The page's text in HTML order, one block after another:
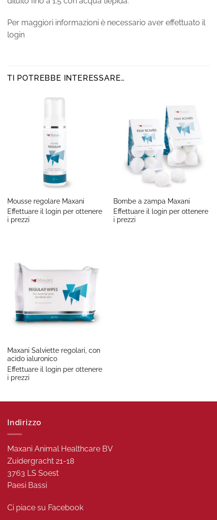
Per maggiori informazioni è necessario aver effettuato il
login
TI POTREBBE INTERESSARE…
Mousse regolare Maxani
Effettuare il login per ottenere
i prezzi
Bombe a zampa Maxani
Effettuare il login per ottenere
i prezzi
Maxani Salviette regolari, con
acido ialuronico
Effettuare il login per ottenere
i prezzi
Indirizzo
Maxani Animal Healthcare BV
Zuidergracht 21-18
3763 LS Soest
Paesi Bassi
Ci piace su Facebook